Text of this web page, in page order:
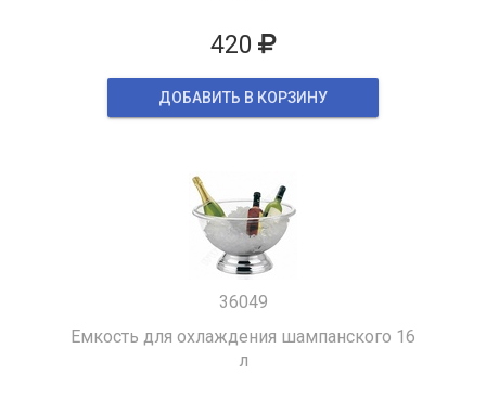
420
ДОБАВИТЬ В КОРЗИНУ
36049
Емкость для охлаждения шампанского 16
л